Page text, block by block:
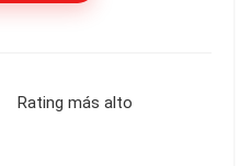
Rating más alto